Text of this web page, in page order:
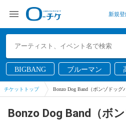
新規登
BIGBANG ブルーマン
チケットトップ Bonzo Dog Band（ボンゾドッグ
Bonzo Dog Band（ボ